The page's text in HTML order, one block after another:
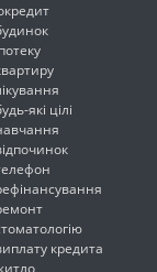
які цілі
кредита